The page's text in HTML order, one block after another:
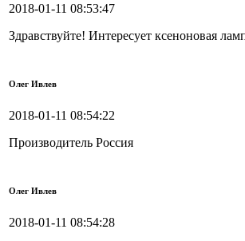
2018-01-11 08:53:47
Здравствуйте! Интересует ксеноновая
Олег Ивлев
2018-01-11 08:54:22
Производитель Россия
Олег Ивлев
2018-01-11 08:54:28